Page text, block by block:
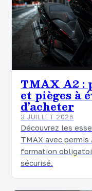
TMAX A2 :
et pièges à
d’acheter
3 JUILLET 2026
Découvrez les
TMAX avec permis
formation
sécurisé.